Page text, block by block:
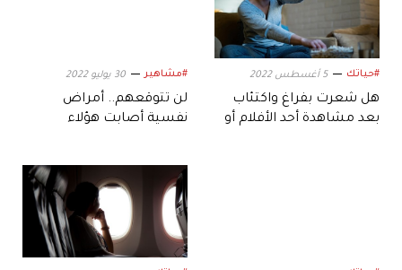
#حياتك 5 أغسطس 2022
هل شعرت بفراغ واكتئاب
بعد مشاهدة أحد الأفلام أو
#مشاهير 30 يوليو 2022
لن تتوقعهم.. أمراض
نفسية أصابت هؤلاء